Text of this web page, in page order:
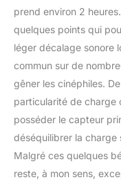
prend environ 2
quelques points qui
léger décalage sonore
commun sur de
gêner les cinéphiles.
particularité de charge
posséder le capteur
déséquilibrer la charge
Malgré ces quelques
reste, à mon sens,